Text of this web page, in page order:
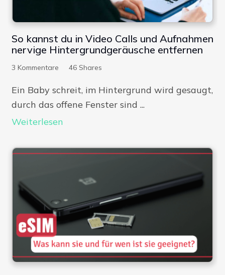
So kannst du in Video Calls und Aufnahmen
nervige Hintergrundgeräusche entfernen
3 Kommentare 46 Shares
Ein Baby schreit, im Hintergrund wird gesaugt,
durch das offene Fenster sind ...
Weiterlesen